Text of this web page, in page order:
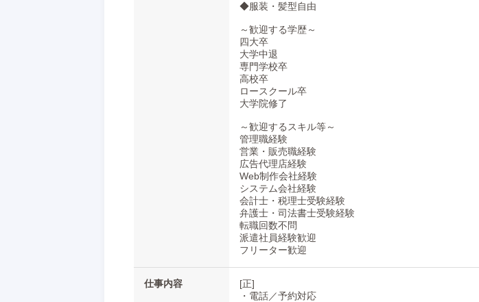
◆服装・髪型自由
～歓迎する学歴～
四大卒
大学中退
専門学校卒
高校卒
ロースクール卒
大学院修了
～歓迎するスキル等～
管理職経験
営業・販売職経験
広告代理店経験
Web制作会社経験
システム会社経験
会計士・税理士受験経験
弁護士・司法書士受験経験
転職回数不問
派遣社員経験歓迎
フリーター歓迎
仕事内容
[正]
・電話／予約対応